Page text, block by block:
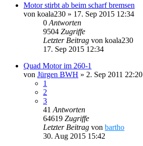
Motor stirbt ab beim scharf bremsen
von koala230 » 17. Sep 2015 12:34
0 Antworten
9504 Zugriffe
Letzter Beitrag von koala230
17. Sep 2015 12:34
Quad Motor im 260-1
von Jürgen BWH » 2. Sep 2011 22:20
1
2
3
41 Antworten
64619 Zugriffe
Letzter Beitrag von bartho
30. Aug 2015 15:42